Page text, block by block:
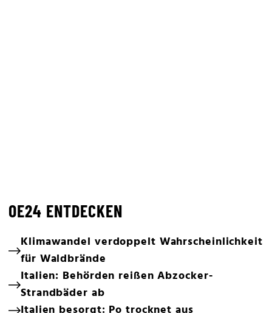
OE24 ENTDECKEN
Klimawandel verdoppelt Wahrscheinlichkeit
für Waldbrände
Italien: Behörden reißen Abzocker-
Strandbäder ab